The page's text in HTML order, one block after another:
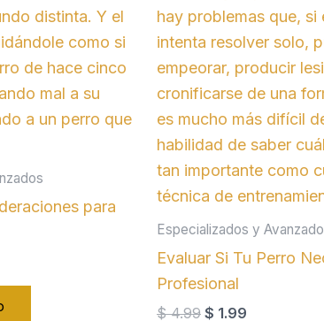
para
Especializados y
Evaluar Si Tu Perro
Profesional
$4.99 El
$ 1.99